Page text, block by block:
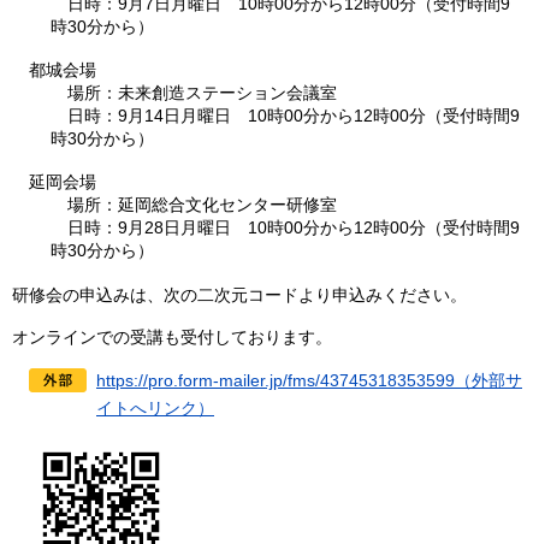
時30分から）
都城会場
場所：未来創造ステーション会議室
日時：9月14日月曜日 10時00分から12時00分（受付時間9
時30分から）
延岡会場
場所：延岡総合文化センター研修室
日時：9月28日月曜日 10時00分から12時00分（受付時間9
時30分から）
研修会の申込みは、次の二次元コードより申込みください。
オンラインでの受講も受付しております。
https://pro.form-mailer.jp/fms/43745318353599（外部サ
イトへリンク）